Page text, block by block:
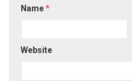
Name*
Website